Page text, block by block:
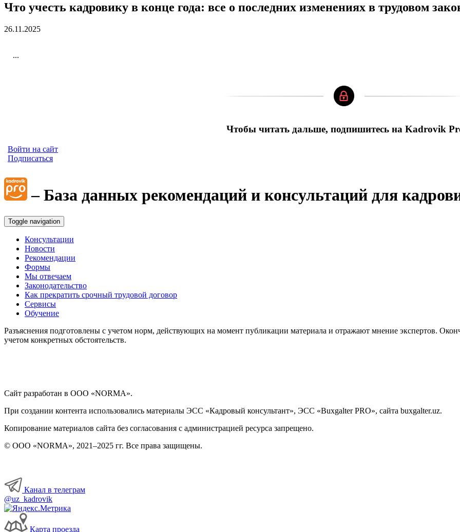
Что учесть кадровику в конце года: все о последних изменениях в трудовом
26.11.2025
...
Чтобы читать дальше, подпишитесь на Kadrovik
Войти на сайт
Подписаться
– База данных рекомендаций и консультаций для
Toggle navigation
Консультации
Новости
Рекомендации
Формы
Мы отвечаем
Законодательство
Как прекратить срочный трудовой договор
Сервисы
Обучение
Разъяснения подготовлены с учетом норм, действующих на момент публикации материала и отражают мнение экспертов.
учетом конкретных обстоятельств.
Сайт разработан в ООО «NORMA».
При создании контента использовались материалы ЭСС «Кадровый консультант», ЭСС «Buxgalter PRO», сайта buxgalter.uz.
Копирование материалов сайта без согласования с администрацией ресурса запрещено.
© ООО «NORMA», 2021–2025 гг. Все права защищены.
Канал в телеграм
@uz_kadrovik
Карта проезда